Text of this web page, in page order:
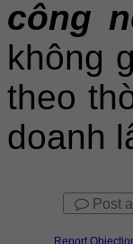
công
không
theo
doanh
Post
Report